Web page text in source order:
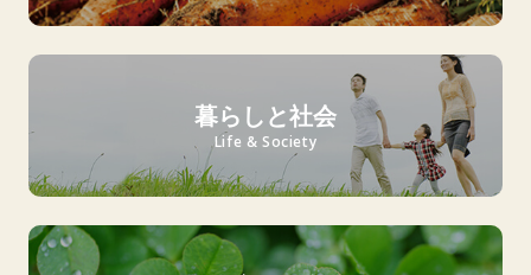
暮らしと社会
Life & Society